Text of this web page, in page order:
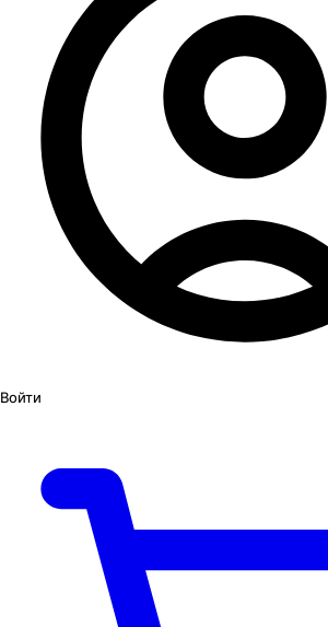
Войти